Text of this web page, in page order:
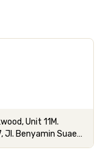
Unit 11M.
Jl. Benyamin Suaeb
Ibukota Jakarta